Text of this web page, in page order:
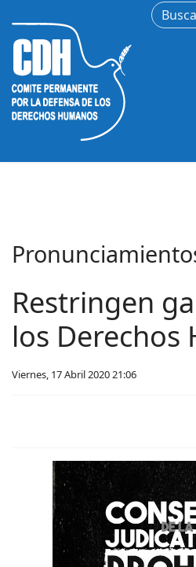
Buscar
Restringen
los Derechos
Viernes, 17 Abril 2020 21:06